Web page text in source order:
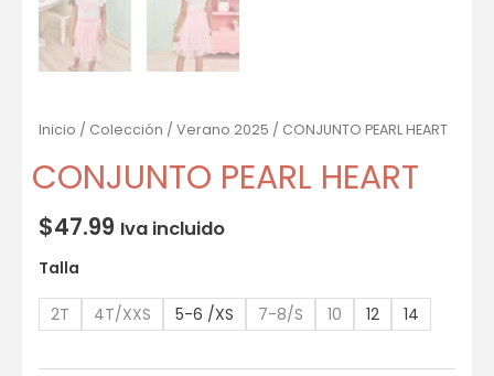
Inicio / Colección / Verano 2025 / CONJUNTO PEARL HEART
CONJUNTO PEARL HEART
$47.99 Iva incluido
Talla
2T 4T/XXS 5-6 /XS 7-8/S 10 12 14